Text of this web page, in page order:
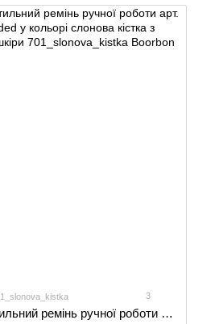
3
Міцний та стильний ремінь ручної роботи арт. 701 Rounded у кольорі слонова кістка з натуральної шкіри